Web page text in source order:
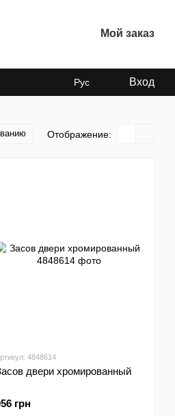
Мой заказ
Рус Вход
Отображение:
4848614
двери хромированный
грн